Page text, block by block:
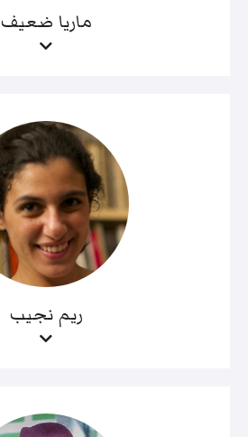
ماريا ضعيف
ريم نجيب